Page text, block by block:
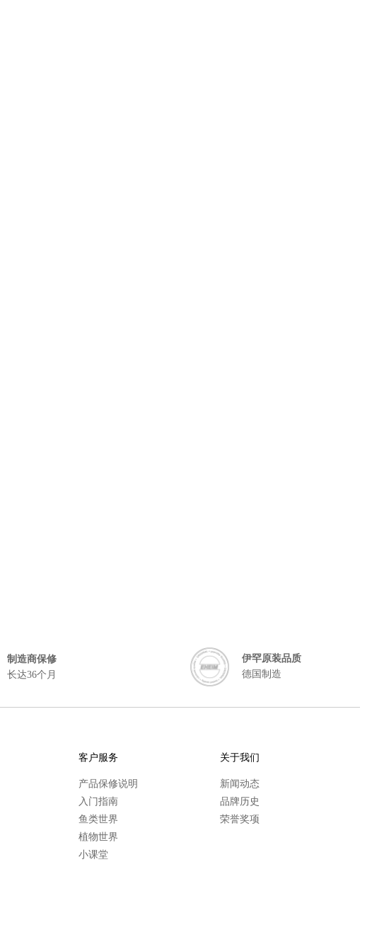
制造商保修
长达36个月
伊罕原装品质
德国制造
客户服务
产品保修说明
入门指南
鱼类世界
植物世界
小课堂
关于我们
新闻动态
品牌历史
荣誉奖项